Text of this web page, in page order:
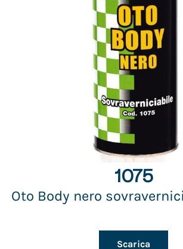
1075
Oto Body nero
Scarica